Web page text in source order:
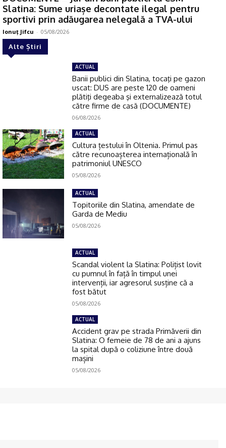
Slatina: Sume uriașe decontate ilegal pentru
sportivi prin adăugarea nelegală a TVA-ului
Ionuţ Jifcu - 05/08/2026
Alte Știri
ACTUAL
Banii publici din Slatina, tocaţi pe gazon
uscat: DUS are peste 120 de oameni
plătiţi degeaba şi externalizează totul
către firme de casă (DOCUMENTE)
06/08/2026
ACTUAL
Cultura țestului în Oltenia. Primul pas
către recunoașterea internațională în
patrimoniul UNESCO
05/08/2026
ACTUAL
Topitoriile din Slatina, amendate de
Garda de Mediu
05/08/2026
ACTUAL
Scandal violent la Slatina: Polițist lovit
cu pumnul în față în timpul unei
intervenții, iar agresorul susține că a
fost bătut
05/08/2026
ACTUAL
Accident grav pe strada Primăverii din
Slatina: O femeie de 78 de ani a ajuns
la spital după o coliziune între două
mașini
05/08/2026